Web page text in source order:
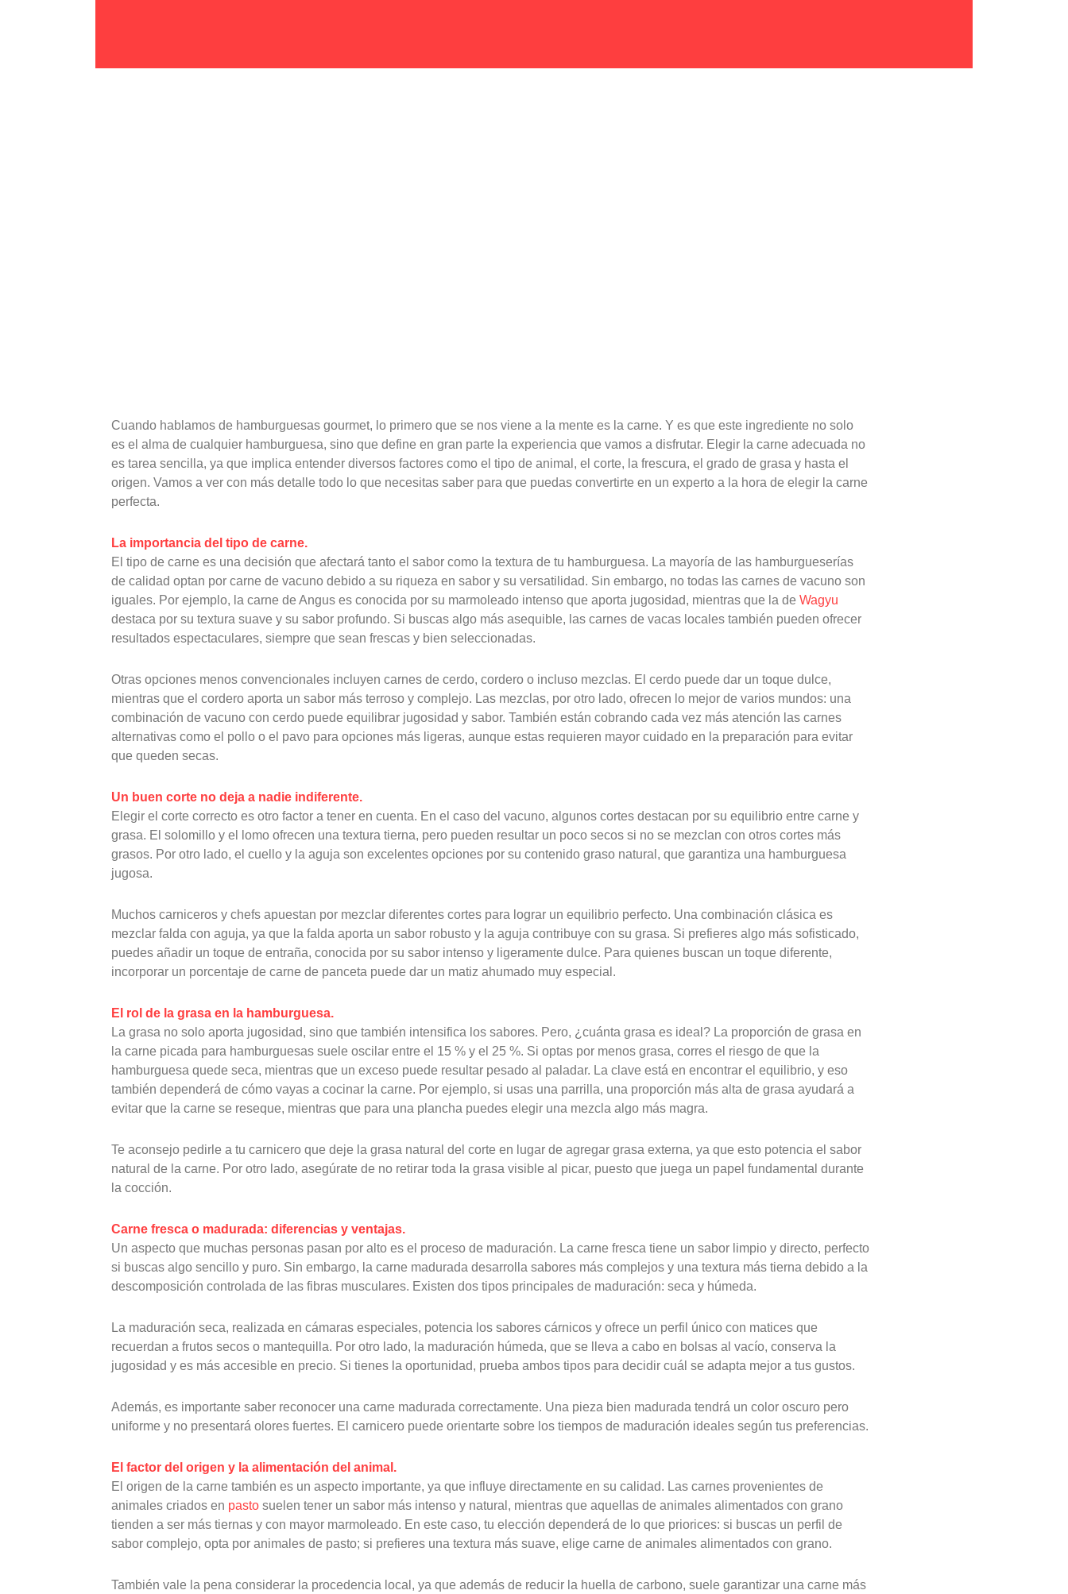
Cuando hablamos de hamburguesas gourmet, lo primero que se nos viene a la mente es la carne. Y es que este ingrediente no solo
es el alma de cualquier hamburguesa, sino que define en gran parte la experiencia que vamos a disfrutar. Elegir la carne adecuada no
es tarea sencilla, ya que implica entender diversos factores como el tipo de animal, el corte, la frescura, el grado de grasa y hasta el
origen. Vamos a ver con más detalle todo lo que necesitas saber para que puedas convertirte en un experto a la hora de elegir la carne
perfecta.
La importancia del tipo de carne.
El tipo de carne es una decisión que afectará tanto el sabor como la textura de tu hamburguesa. La mayoría de las hamburgueserías
de calidad optan por carne de vacuno debido a su riqueza en sabor y su versatilidad. Sin embargo, no todas las carnes de vacuno son
iguales. Por ejemplo, la carne de Angus es conocida por su marmoleado intenso que aporta jugosidad, mientras que la de Wagyu
destaca por su textura suave y su sabor profundo. Si buscas algo más asequible, las carnes de vacas locales también pueden ofrecer
resultados espectaculares, siempre que sean frescas y bien seleccionadas.
Otras opciones menos convencionales incluyen carnes de cerdo, cordero o incluso mezclas. El cerdo puede dar un toque dulce,
mientras que el cordero aporta un sabor más terroso y complejo. Las mezclas, por otro lado, ofrecen lo mejor de varios mundos: una
combinación de vacuno con cerdo puede equilibrar jugosidad y sabor. También están cobrando cada vez más atención las carnes
alternativas como el pollo o el pavo para opciones más ligeras, aunque estas requieren mayor cuidado en la preparación para evitar
que queden secas.
Un buen corte no deja a nadie indiferente.
Elegir el corte correcto es otro factor a tener en cuenta. En el caso del vacuno, algunos cortes destacan por su equilibrio entre carne y
grasa. El solomillo y el lomo ofrecen una textura tierna, pero pueden resultar un poco secos si no se mezclan con otros cortes más
grasos. Por otro lado, el cuello y la aguja son excelentes opciones por su contenido graso natural, que garantiza una hamburguesa
jugosa.
Muchos carniceros y chefs apuestan por mezclar diferentes cortes para lograr un equilibrio perfecto. Una combinación clásica es
mezclar falda con aguja, ya que la falda aporta un sabor robusto y la aguja contribuye con su grasa. Si prefieres algo más sofisticado,
puedes añadir un toque de entraña, conocida por su sabor intenso y ligeramente dulce. Para quienes buscan un toque diferente,
incorporar un porcentaje de carne de panceta puede dar un matiz ahumado muy especial.
El rol de la grasa en la hamburguesa.
La grasa no solo aporta jugosidad, sino que también intensifica los sabores. Pero, ¿cuánta grasa es ideal? La proporción de grasa en
la carne picada para hamburguesas suele oscilar entre el 15 % y el 25 %. Si optas por menos grasa, corres el riesgo de que la
hamburguesa quede seca, mientras que un exceso puede resultar pesado al paladar. La clave está en encontrar el equilibrio, y eso
también dependerá de cómo vayas a cocinar la carne. Por ejemplo, si usas una parrilla, una proporción más alta de grasa ayudará a
evitar que la carne se reseque, mientras que para una plancha puedes elegir una mezcla algo más magra.
Te aconsejo pedirle a tu carnicero que deje la grasa natural del corte en lugar de agregar grasa externa, ya que esto potencia el sabor
natural de la carne. Por otro lado, asegúrate de no retirar toda la grasa visible al picar, puesto que juega un papel fundamental durante
la cocción.
Carne fresca o madurada: diferencias y ventajas.
Un aspecto que muchas personas pasan por alto es el proceso de maduración. La carne fresca tiene un sabor limpio y directo, perfecto
si buscas algo sencillo y puro. Sin embargo, la carne madurada desarrolla sabores más complejos y una textura más tierna debido a la
descomposición controlada de las fibras musculares. Existen dos tipos principales de maduración: seca y húmeda.
La maduración seca, realizada en cámaras especiales, potencia los sabores cárnicos y ofrece un perfil único con matices que
recuerdan a frutos secos o mantequilla. Por otro lado, la maduración húmeda, que se lleva a cabo en bolsas al vacío, conserva la
jugosidad y es más accesible en precio. Si tienes la oportunidad, prueba ambos tipos para decidir cuál se adapta mejor a tus gustos.
Además, es importante saber reconocer una carne madurada correctamente. Una pieza bien madurada tendrá un color oscuro pero
uniforme y no presentará olores fuertes. El carnicero puede orientarte sobre los tiempos de maduración ideales según tus preferencias.
El factor del origen y la alimentación del animal.
El origen de la carne también es un aspecto importante, ya que influye directamente en su calidad. Las carnes provenientes de
animales criados en pasto suelen tener un sabor más intenso y natural, mientras que aquellas de animales alimentados con grano
tienden a ser más tiernas y con mayor marmoleado. En este caso, tu elección dependerá de lo que priorices: si buscas un perfil de
sabor complejo, opta por animales de pasto; si prefieres una textura más suave, elige carne de animales alimentados con grano.
También vale la pena considerar la procedencia local, ya que además de reducir la huella de carbono, suele garantizar una carne más